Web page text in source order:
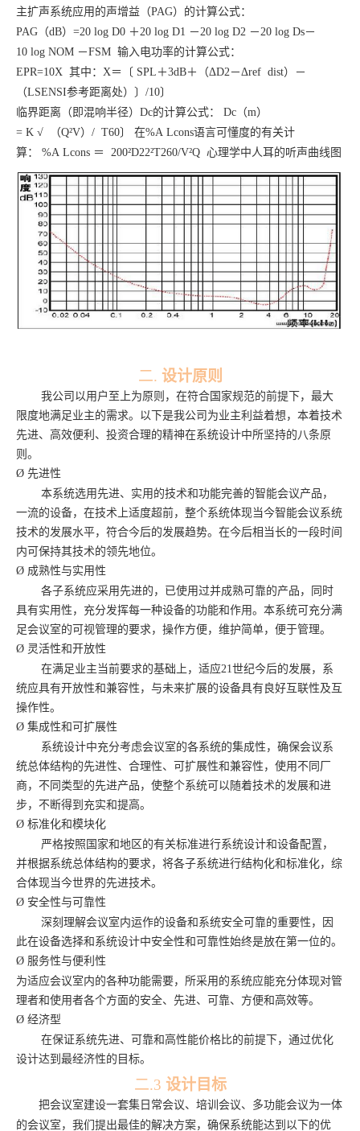
主扩声系统应用的声增益（PAG）的计算公式：
PAG（dB）=20 log D0 ＋20 log D1 －20 log D2 －20 log Ds－
10 log NOM －FSM 输入电功率的计算公式：
EPR=10X 其中：X＝〔 SPL＋3dB＋（ΔD2－Δref dist）－
（LSENSI参考距离处）〕/10〕
临界距离（即混响半径） Dc的计算公式： Dc（m）
= K √ （Q²V）/ T60〕 在%A Lcons语言可懂度的有关计
算： %A Lcons ＝ 200²D22²T260/V²Q 心理学中人耳的听声曲线图
二. 设计原则
我公司以用户至上为原则，在符合国家规范的前提下，最大
限度地满足业主的需求。以下是我公司为业主利益着想，本着技术
先进、高效便利、投资合理的精神在系统设计中所坚持的八条原
则。
Ø 先进性
本系统选用先进、实用的技术和功能完善的智能会议产品，
一流的设备，在技术上适度超前，整个系统体现当今智能会议系统
技术的发展水平，符合今后的发展趋势。在今后相当长的一段时间
内可保持其技术的领先地位。
Ø 成熟性与实用性
各子系统应采用先进的，已使用过并成熟可靠的产品，同时
具有实用性，充分发挥每一种设备的功能和作用。本系统可充分满
足会议室的可视管理的要求，操作方便，维护简单，便于管理。
Ø 灵活性和开放性
在满足业主当前要求的基础上，适应21世纪今后的发展，系
统应具有开放性和兼容性，与未来扩展的设备具有良好互联性及互
操作性。
Ø 集成性和可扩展性
系统设计中充分考虑会议室的各系统的集成性，确保会议系
统总体结构的先进性、合理性、可扩展性和兼容性，使用不同厂
商，不同类型的先进产品，使整个系统可以随着技术的发展和进
步，不断得到充实和提高。
Ø 标准化和模块化
严格按照国家和地区的有关标准进行系统设计和设备配置，
并根据系统总体结构的要求，将各子系统进行结构化和标准化，综
合体现当今世界的先进技术。
Ø 安全性与可靠性
深刻理解会议室内运作的设备和系统安全可靠的重要性，因
此在设备选择和系统设计中安全性和可靠性始终是放在第一位的。
Ø 服务性与便利性
为适应会议室内的各种功能需要，所采用的系统应能充分体现对管
理者和使用者各个方面的安全、先进、可靠、方便和高效等。
Ø 经济型
在保证系统先进、可靠和高性能价格比的前提下，通过优化
设计达到最经济性的目标。
二.3 设计目标
把会议室建设一套集日常会议、培训会议、多功能会议为一体
的会议室 ，我们提出最佳的解决方案，确保系统能达到以下的优